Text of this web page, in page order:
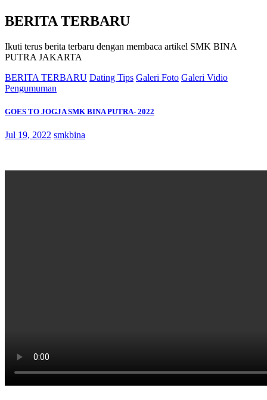
BERITA TERBARU
Ikuti terus berita terbaru dengan membaca artikel SMK BINA
PUTRA JAKARTA
BERITA TERBARU Dating Tips Galeri Foto Galeri Vidio
Pengumuman
GOES TO JOGJA SMK BINA PUTRA- 2022
Jul 19, 2022 smkbina